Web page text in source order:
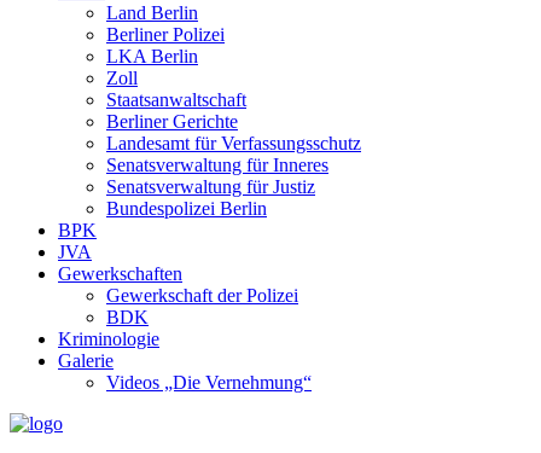
Land Berlin
Berliner Polizei
LKA Berlin
Zoll
Staatsanwaltschaft
Berliner Gerichte
Landesamt für Verfassungsschutz
Senatsverwaltung für Inneres
Senatsverwaltung für Justiz
Bundespolizei Berlin
BPK
JVA
Gewerkschaften
Gewerkschaft der Polizei
BDK
Kriminologie
Galerie
Videos „Die Vernehmung“